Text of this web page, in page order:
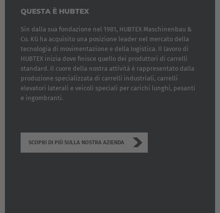
QUESTA È HUBTEX
Sin dalla sua fondazione nel 1981, HUBTEX Maschinenbau &
Co. KG ha acquisito una posizione leader nel mercato della
tecnologia di movimentazione e della logistica. Il lavoro di
HUBTEX inizia dove finisce quello dei produttori di carrelli
standard. Il cuore della nostra attività è rappresentato dalla
produzione specializzata di carrelli industriali, carrelli
elevatori laterali e veicoli speciali per carichi lunghi, pesanti
e ingombranti.
SCOPRI DI PIÙ SULLA NOSTRA AZIENDA